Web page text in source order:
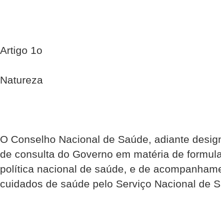
Artigo 1o
Natureza
O Conselho Nacional de Saúde, adiante
de consulta do Governo em matéria de
política nacional de saúde, e de
cuidados de saúde pelo Serviço Nacional de